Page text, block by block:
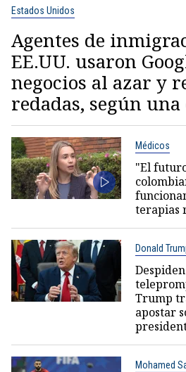
Estados Unidos
Agentes de
EE.UU. usaron
negocios al azar y
redadas, según
Médicos
"El
terapias
Donald
Trump
apostar
Mohamed